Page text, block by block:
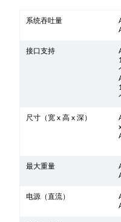
系统吞吐量
接口支持
尺寸（宽 x 高 x 深）
最大重量
电源（直流）